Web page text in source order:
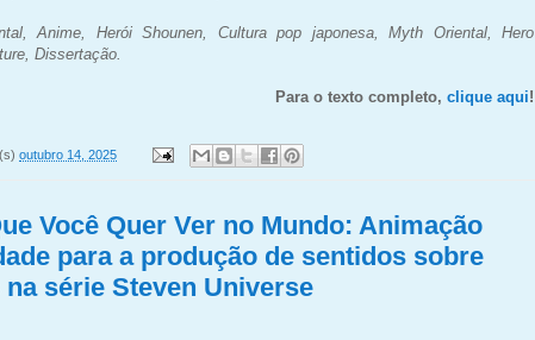
Anime, Herói Shounen, Cultura pop japonesa, Myth Oriental, Hero
Dissertação.
Para o texto completo, clique aqui!
outubro 14, 2025
Você Quer Ver no Mundo: Animação
para a produção de sentidos sobre
série Steven Universe